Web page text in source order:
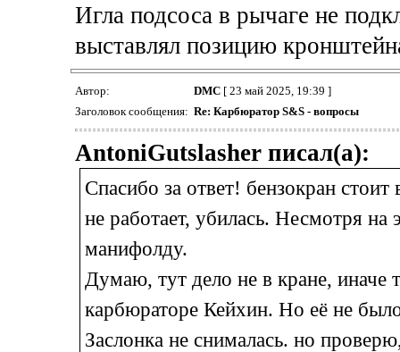
Игла подсоса в рычаге не
выставлял позицию
Автор: DMC[ 23 май 2025, 19:39 ]
Заголовок сообщения: Re: Карбюратор S&S - вопросы
AntoniGutslasher писал(а):
Спасибо за ответ! бензокран
не работает, убилась. Несмотря на
манифолду.
Думаю, тут дело не в кране,
карбюраторе Кейхин. Но её не
Заслонка не снималась. но